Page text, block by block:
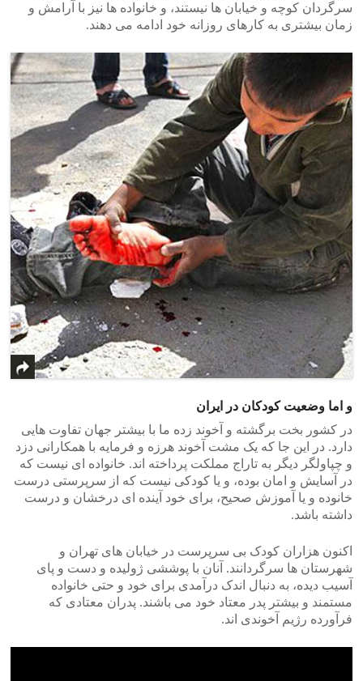
سرگردان کوچه و خیابان ها نیستند، و خانواده ها نیز با آرامش و
زمان بیشتری به کارهای روزانه خود ادامه می دهند.
و اما وضعیت کودکان در ایران
در کشور بخت برگشته و آخوند زده ما با بیشتر جهان تفاوت هایی
دارد. در این جا که یک مشت آخوند هرزه و فرمایه با همکارانی دزد
و چپاولگر دیگر به تاراج مملکت پرداخته اند. خانواده ای نیست که
در آسایش و امان بوده، و یا کودکی نیست که از سرپرستی درست
خانوده و یا آموزش صحیح، برای خود آینده ای درخشان و درست
داشته باشد.
اکنون هزاران کودک بی سرپرست در خیابان های تهران و
شهرستان ها سرگردانند. آنان با پوششی ژولیده و دست و پای
آسیب دیده، به دنبال اندک درآمدی برای خود و حتی خانواده
مستمند و بیشتر پدر معتاد خود می باشند. پدران معتادی که
فرآورده رژیم آخوندی اند.